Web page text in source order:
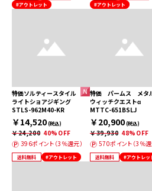
#アウトレット
#アウトレット
特価ソルティースタイル
ライトショアジギング
STLS-962M40-KR
￥14,520(税込)
￥24,200 40%OFF
396ポイント（3％還元）
送料無料 #アウトレット
特価 パームス メタ
ウィッチクエストα
MTTC-651BSLJ
￥20,900(税込)
￥39,930 48%OFF
570ポイント（3％還
送料無料 #アウトレッ